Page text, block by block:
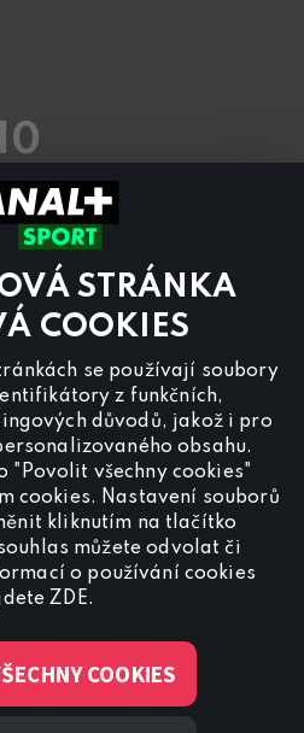
STRÁNKA
COOKIES
se používají soubory
z funkčních,
důvodů, jakož i pro
obsahu.
"Povolit všechny cookies"
cookies. Nastavení souborů
kliknutím na tlačítko
můžete odvolat či
o používání cookies
ZDE.
COOKIES
Sport
nás
Sport